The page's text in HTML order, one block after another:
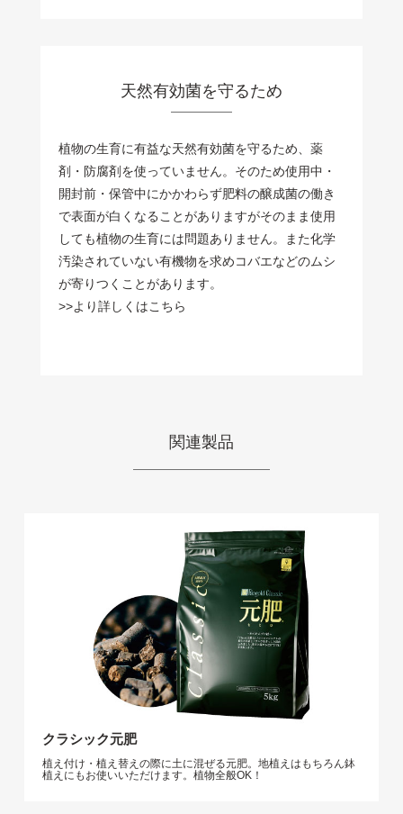
天然有効菌を守るため
植物の生育に有益な天然有効菌を守るため、薬
剤・防腐剤を使っていません。そのため使用中・
開封前・保管中にかかわらず肥料の醸成菌の働き
で表面が白くなることがありますがそのまま使用
しても植物の生育には問題ありません。また化学
汚染されていない有機物を求めコバエなどのムシ
が寄りつくことがあります。
>>より詳しくはこちら
関連製品
クラシック元肥
植え付け・植え替えの際に土に混ぜる元肥。地植えはもちろん鉢
植えにもお使いいただけます。植物全般OK！